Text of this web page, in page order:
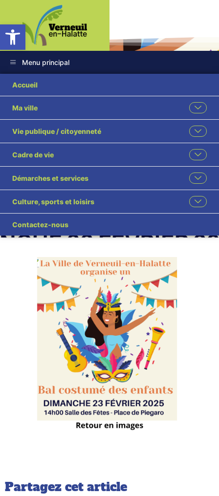
Ouvrir la barre d’outils
Menu principal
Accueil
Ma ville
Vie publique / citoyenneté
Cadre de vie
Démarches et services
Culture, sports et loisirs
Contactez-nous
RETOUR EN
IMAGES SUR LE
BAL COSTUMÉ
Accueil
Évènement
RETOUR EN IMAGES SUR LE BAL COSTUMÉ
Partagez cet article